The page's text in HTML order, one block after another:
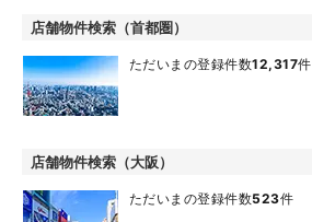
店舗物件検索（首都圏）
ただいまの登録件数12,317件
店舗物件検索（大阪）
ただいまの登録件数523件